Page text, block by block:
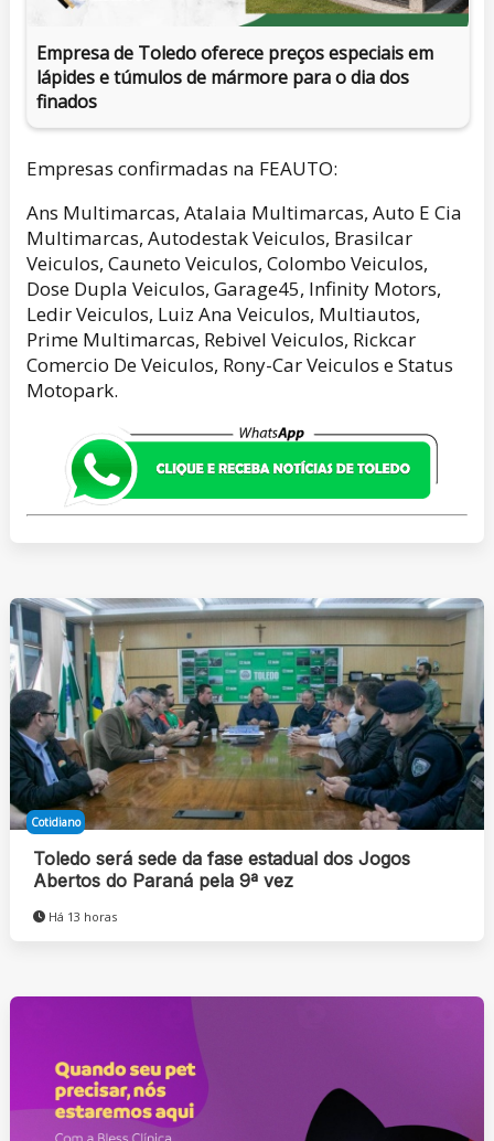
Empresa de Toledo oferece preços especiais em
lápides e túmulos de mármore para o dia dos
finados
Empresas confirmadas na FEAUTO:
Ans Multimarcas, Atalaia Multimarcas, Auto E Cia
Multimarcas, Autodestak Veiculos, Brasilcar
Veiculos, Cauneto Veiculos, Colombo Veiculos,
Dose Dupla Veiculos, Garage45, Infinity Motors,
Ledir Veiculos, Luiz Ana Veiculos, Multiautos,
Prime Multimarcas, Rebivel Veiculos, Rickcar
Comercio De Veiculos, Rony-Car Veiculos e Status
Motopark.
Cotidiano
Toledo será sede da fase estadual dos Jogos
Abertos do Paraná pela 9ª vez
Há 13 horas